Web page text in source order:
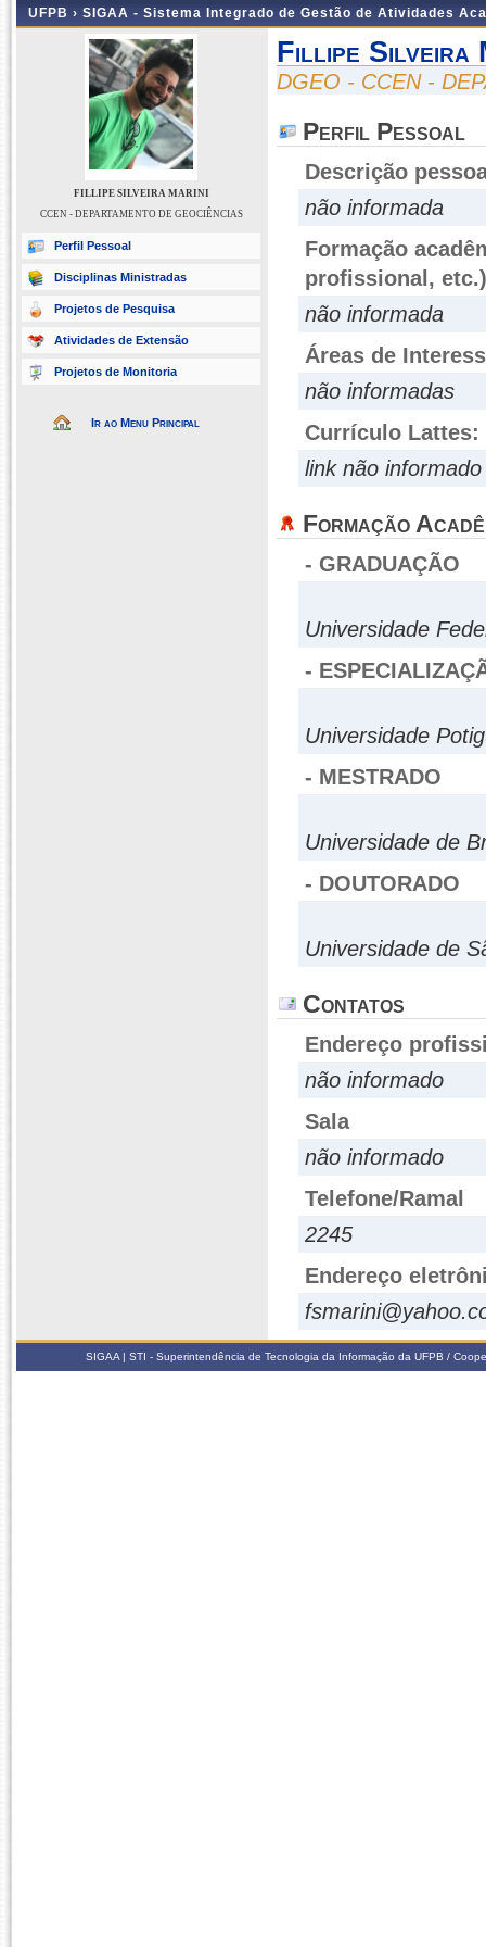
UFPB › SIGAA - Sistema Integrado de Gestão de Atividades
FILLIPE SILVEIRA MARINI
CCEN - DEPARTAMENTO DE GEOCIÊNCIAS
Perfil Pessoal
Disciplinas Ministradas
Projetos de Pesquisa
Atividades de Extensão
Projetos de Monitoria
Ir ao Menu Principal
Fillipe Silveira
DGEO - CCEN -
Perfil Pessoal
Descrição
não informada
Formação
profissional, etc.)
não informada
Áreas de
não informadas
Currículo Lattes:
link não informado
Formação
- GRADUAÇÃO
Universidade
-
Universidade
- MESTRADO
Universidade de
- DOUTORADO
Universidade de
Contatos
Endereço
não informado
Sala
não informado
Telefone/Ramal
2245
Endereço
SIGAA | STI - Superintendência de Tecnologia da Informação da UFPB /